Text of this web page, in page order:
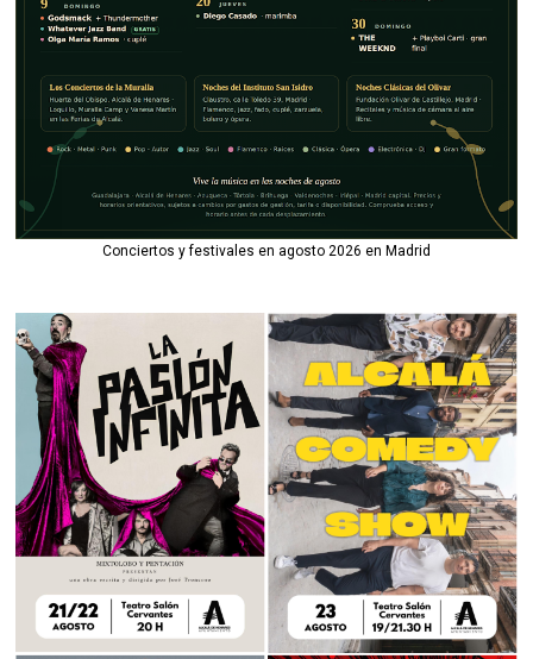
Conciertos y festivales en agosto 2026 en Madrid